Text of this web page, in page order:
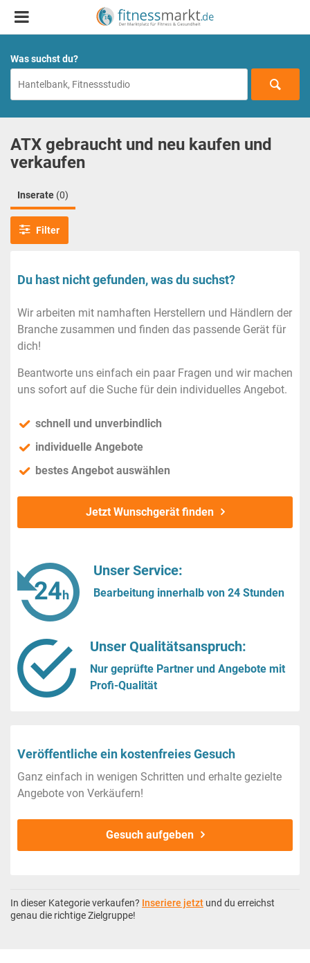
Was suchst du?
ATX gebraucht und neu kaufen und
verkaufen
Inserate (0)
Filter
Du hast nicht gefunden, was du suchst?
Wir arbeiten mit namhaften Herstellern und Händlern der
Branche zusammen und finden das passende Gerät für
dich!
Beantworte uns einfach ein paar Fragen und wir machen
uns sofort auf die Suche für dein individuelles Angebot.
schnell und unverbindlich
individuelle Angebote
bestes Angebot auswählen
Jetzt Wunschgerät finden
Unser Service:
Bearbeitung innerhalb von 24 Stunden
Unser Qualitätsanspruch:
Nur geprüfte Partner und Angebote mit
Profi-Qualität
Veröffentliche ein kostenfreies Gesuch
Ganz einfach in wenigen Schritten und erhalte gezielte
Angebote von Verkäufern!
Gesuch aufgeben
In dieser Kategorie verkaufen? Inseriere jetzt und du erreichst
genau die richtige Zielgruppe!